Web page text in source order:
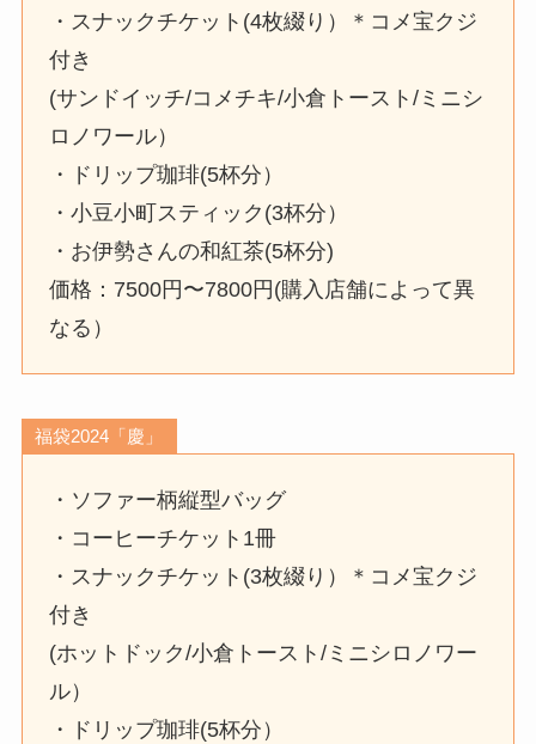
・スナックチケット(4枚綴り）＊コメ宝クジ
付き
(サンドイッチ/コメチキ/小倉トースト/ミニシ
ロノワール）
・ドリップ珈琲(5杯分）
・小豆小町スティック(3杯分）
・お伊勢さんの和紅茶(5杯分)
価格：7500円〜7800円(購入店舗によって異
なる）
福袋2024「慶」
・ソファー柄縦型バッグ
・コーヒーチケット1冊
・スナックチケット(3枚綴り）＊コメ宝クジ
付き
(ホットドック/小倉トースト/ミニシロノワー
ル）
・ドリップ珈琲(5杯分）